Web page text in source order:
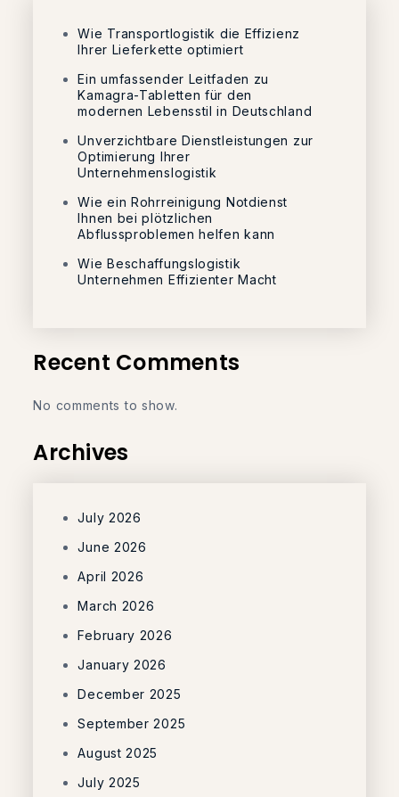
Wie Transportlogistik die Effizienz
Ihrer Lieferkette optimiert
Ein umfassender Leitfaden zu
Kamagra-Tabletten für den
modernen Lebensstil in Deutschland
Unverzichtbare Dienstleistungen zur
Optimierung Ihrer
Unternehmenslogistik
Wie ein Rohrreinigung Notdienst
Ihnen bei plötzlichen
Abflussproblemen helfen kann
Wie Beschaffungslogistik
Unternehmen Effizienter Macht
Recent Comments
No comments to show.
Archives
July 2026
June 2026
April 2026
March 2026
February 2026
January 2026
December 2025
September 2025
August 2025
July 2025